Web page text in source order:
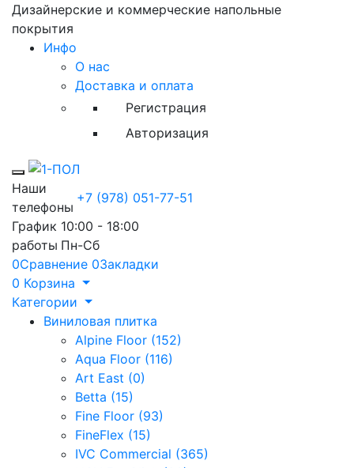
Дизайнерские и коммерческие напольные
покрытия
Инфо
О нас
Доставка и оплата
Регистрация
Авторизация
Toggle mobile menu
Наши
телефоны
+7 (978) 051-77-51
График
работы
10:00 - 18:00
Пн-Сб
0Сравнение 0Закладки
0 Корзина
Категории
Виниловая плитка
Alpine Floor (152)
Aqua Floor (116)
Art East (0)
Betta (15)
Fine Floor (93)
FineFlex (15)
IVC Commercial (365)